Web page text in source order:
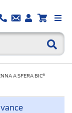
A SFERA BIC®